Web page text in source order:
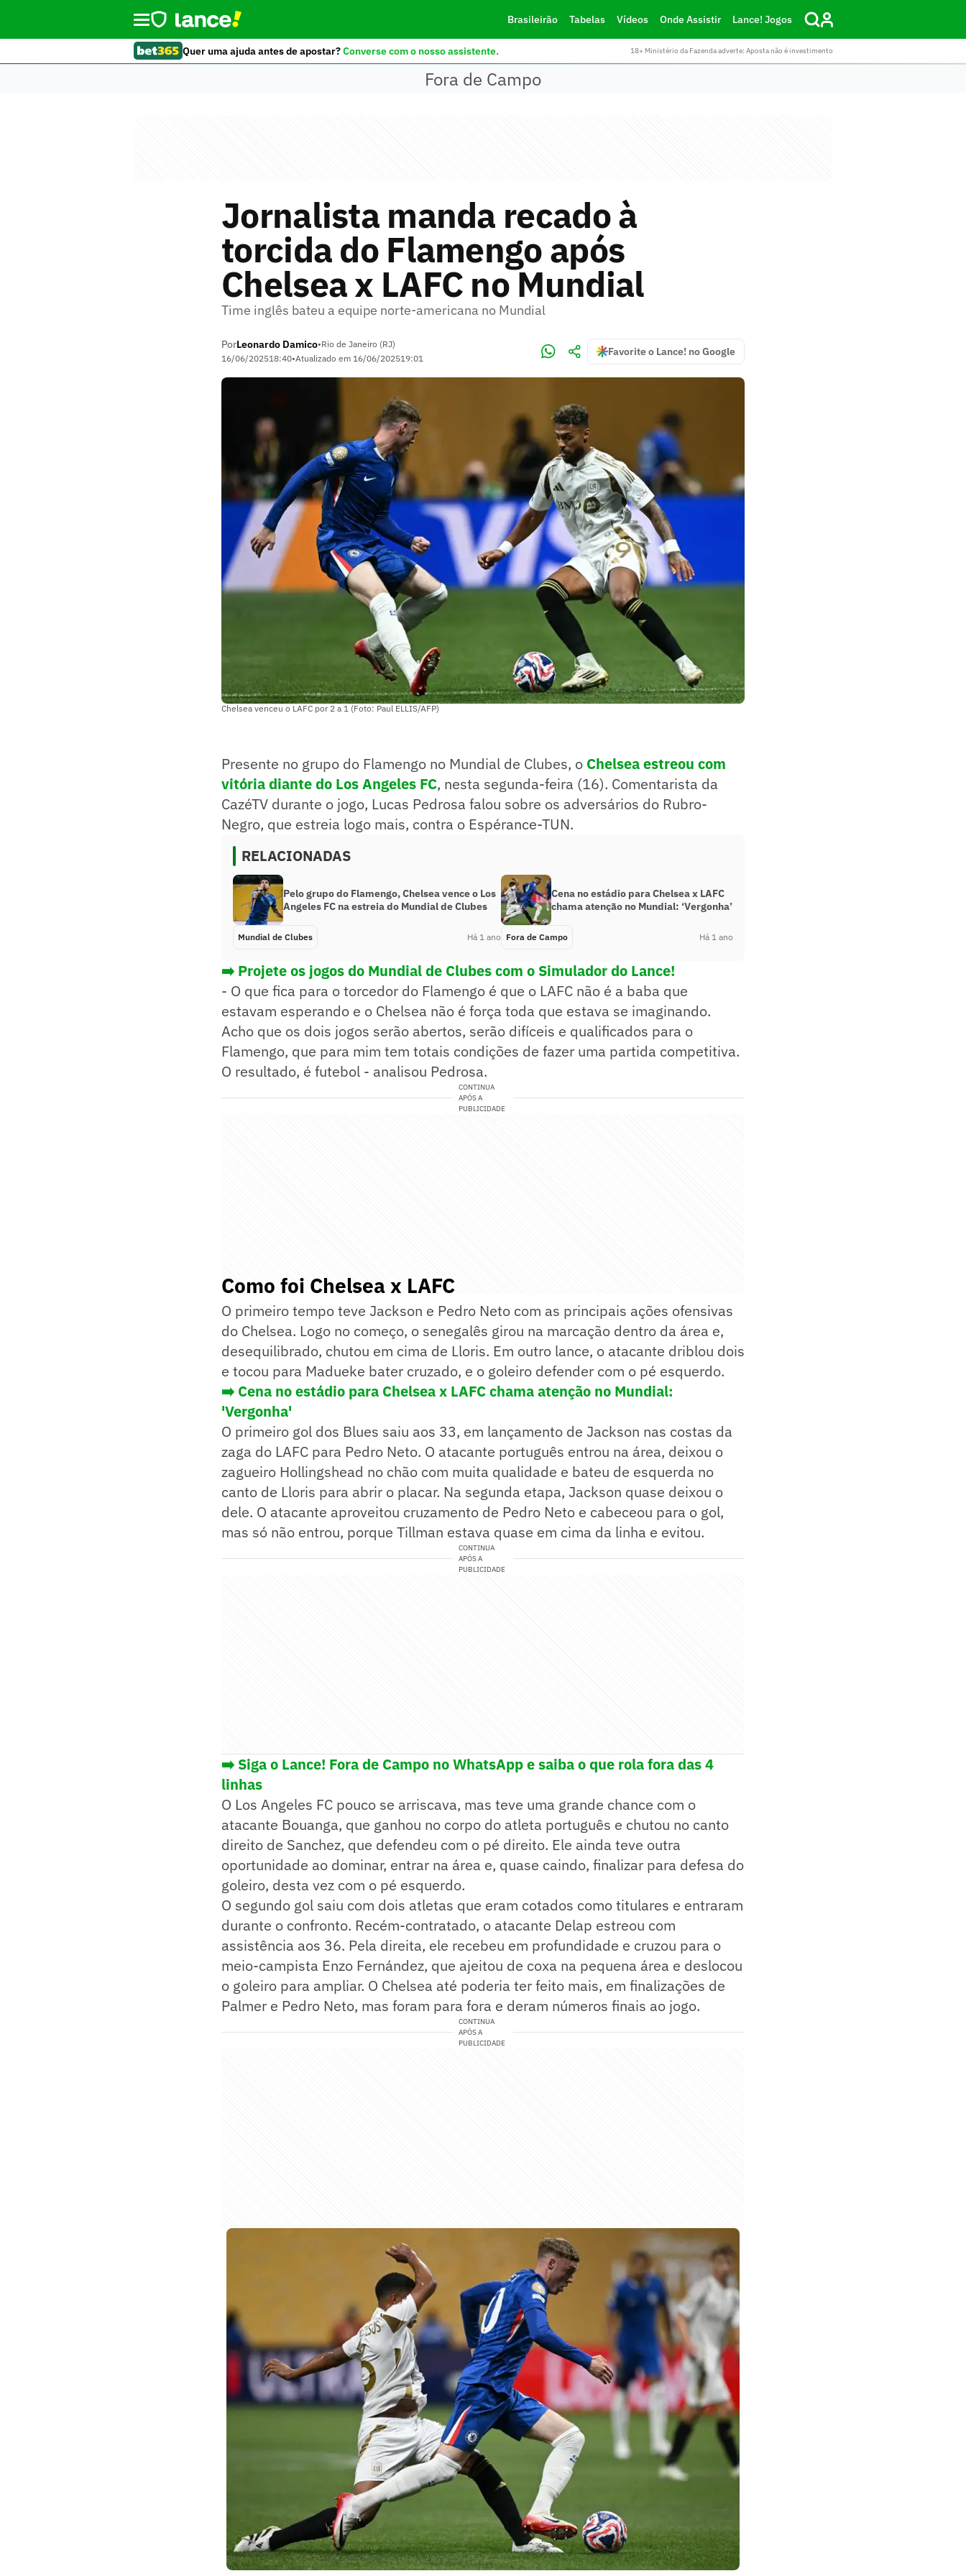
Brasileirão Tabelas Vídeos Onde Assistir Lance! Jogos
Quer uma ajuda antes de apostar?Converse com o nosso assistente. 18+ Ministério da Fazenda adverte: Aposta não é investimento
Fora de Campo
Jornalista manda recado à
torcida do Flamengo após
Chelsea x LAFC no Mundial
Time inglês bateu a equipe norte-americana no Mundial
PorLeonardo Damico•Rio de Janeiro (RJ)
16/06/202518:40•Atualizado em 16/06/202519:01
Favorite o Lance! no Google
Chelsea venceu o LAFC por 2 a 1 (Foto: Paul ELLIS/AFP)
Presente no grupo do Flamengo no Mundial de Clubes, o Chelsea estreou com
vitória diante do Los Angeles FC, nesta segunda-feira (16). Comentarista da
CazéTV durante o jogo, Lucas Pedrosa falou sobre os adversários do Rubro-
Negro, que estreia logo mais, contra o Espérance-TUN.
RELACIONADAS
Pelo grupo do Flamengo, Chelsea vence o Los
Angeles FC na estreia do Mundial de Clubes
Mundial de Clubes Há 1 ano
Cena no estádio para Chelsea x LAFC
chama atenção no Mundial: ‘Vergonha’
Fora de Campo Há 1 ano
➡️ Projete os jogos do Mundial de Clubes com o Simulador do Lance!
- O que fica para o torcedor do Flamengo é que o LAFC não é a baba que
estavam esperando e o Chelsea não é força toda que estava se imaginando.
Acho que os dois jogos serão abertos, serão difíceis e qualificados para o
Flamengo, que para mim tem totais condições de fazer uma partida competitiva.
O resultado, é futebol - analisou Pedrosa.
CONTINUA
APÓS A
PUBLICIDADE
Como foi Chelsea x LAFC
O primeiro tempo teve Jackson e Pedro Neto com as principais ações ofensivas
do Chelsea. Logo no começo, o senegalês girou na marcação dentro da área e,
desequilibrado, chutou em cima de Lloris. Em outro lance, o atacante driblou dois
e tocou para Madueke bater cruzado, e o goleiro defender com o pé esquerdo.
➡️ Cena no estádio para Chelsea x LAFC chama atenção no Mundial:
'Vergonha'
O primeiro gol dos Blues saiu aos 33, em lançamento de Jackson nas costas da
zaga do LAFC para Pedro Neto. O atacante português entrou na área, deixou o
zagueiro Hollingshead no chão com muita qualidade e bateu de esquerda no
canto de Lloris para abrir o placar. Na segunda etapa, Jackson quase deixou o
dele. O atacante aproveitou cruzamento de Pedro Neto e cabeceou para o gol,
mas só não entrou, porque Tillman estava quase em cima da linha e evitou.
CONTINUA
APÓS A
PUBLICIDADE
➡️ Siga o Lance! Fora de Campo no WhatsApp e saiba o que rola fora das 4
linhas
O Los Angeles FC pouco se arriscava, mas teve uma grande chance com o
atacante Bouanga, que ganhou no corpo do atleta português e chutou no canto
direito de Sanchez, que defendeu com o pé direito. Ele ainda teve outra
oportunidade ao dominar, entrar na área e, quase caindo, finalizar para defesa do
goleiro, desta vez com o pé esquerdo.
O segundo gol saiu com dois atletas que eram cotados como titulares e entraram
durante o confronto. Recém-contratado, o atacante Delap estreou com
assistência aos 36. Pela direita, ele recebeu em profundidade e cruzou para o
meio-campista Enzo Fernández, que ajeitou de coxa na pequena área e deslocou
o goleiro para ampliar. O Chelsea até poderia ter feito mais, em finalizações de
Palmer e Pedro Neto, mas foram para fora e deram números finais ao jogo.
CONTINUA
APÓS A
PUBLICIDADE